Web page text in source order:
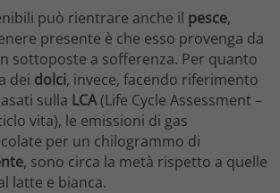
può rientrare anche il pesce,
presente è che esso provenga da
sottoposte a sofferenza. Per quanto
dei dolci, invece, facendo riferimento
sulla LCA(Life Cycle Assessment –
vita), le emissioni di gas
per un chilogrammo di
, sono circa la metà rispetto a quelle
latte e bianca.